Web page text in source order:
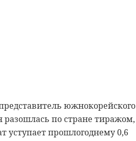
южнокорейского
разошлась по стране тиражом,
уступает прошлогоднему 0,6